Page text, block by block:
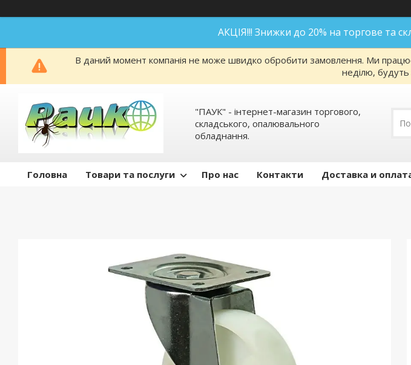
АКЦІЯ!!! Знижки до 20% на торгове та
В даний момент компанія не може швидко обробити замовлення. Ми
неділю, будуть
"ПАУК" - інтернет-магазин торгового,
складського, опалювального
обладнання.
Головна Товари та послуги Про нас Контакти Доставка и